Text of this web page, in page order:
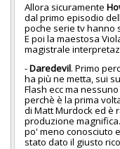
Allora sicuramente
dal primo episodio
poche serie tv hanno
E poi la maestosa
magistrale
-Daredevil. Primo
ha più ne metta, sui
Flash ecc ma
perchè è la prima
di Matt Murdock ed è
produzione
po' meno conosciuto
stato dato il giusto